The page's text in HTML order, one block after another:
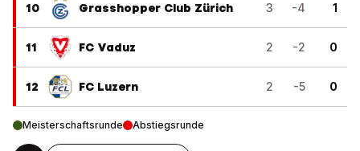
10 Grasshopper Club Zürich 3 -4 1
11 FC Vaduz 2 -2 0
12 FC Luzern 2 -5 0
Meisterschaftsrunde Abstiegsrunde